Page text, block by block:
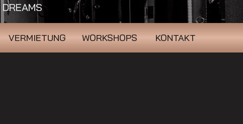
VERMIETUNG WORKSHOPS KONTAKT